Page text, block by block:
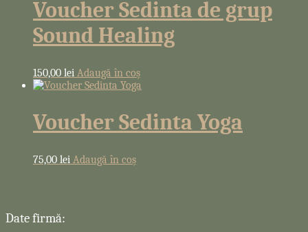
Voucher Sedinta de grup
Sound Healing
150,00 lei Adaugă în coș
Voucher Sedinta Yoga
75,00 lei Adaugă în coș
Date firmă: